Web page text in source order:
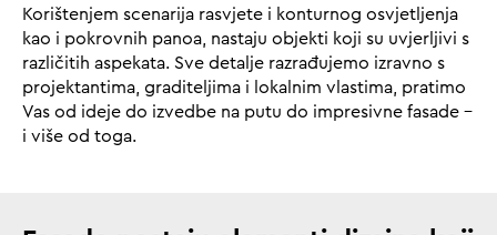
Korištenjem scenarija rasvjete i konturnog osvjetljenja
kao i pokrovnih panoa, nastaju objekti koji su uvjerljivi s
različitih aspekata. Sve detalje razrađujemo izravno s
projektantima, graditeljima i lokalnim vlastima, pratimo
Vas od ideje do izvedbe na putu do impresivne fasade –
i više od toga.